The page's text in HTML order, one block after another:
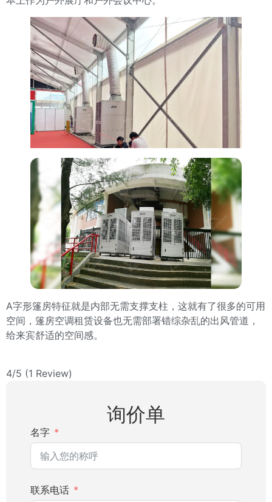
A字形篷房特征就是内部无需支撑支柱，这就有了很多的可用
空间，篷房空调租赁设备也无需部署错综杂乱的出风管道，
给来宾舒适的空间感。
4/5 (1 Review)
询价单
名字
联系电话